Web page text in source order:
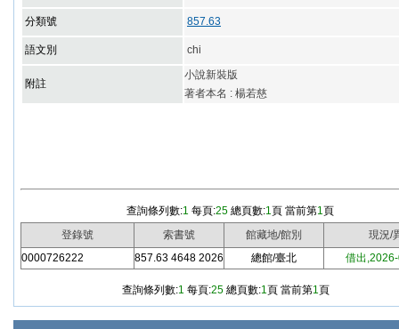
分類號 857.63
語文別 chi
附註
小說新裝版
著者本名 : 楊若慈
查詢條列數:1 每頁:25總頁數:1頁 當前第1頁
登錄號
索書號 館藏地/館別
現況/
0000726222
857.63 4648 2026 總館/臺北 借出
查詢條列數:1 每頁:25 總頁數:1頁 當前第1頁